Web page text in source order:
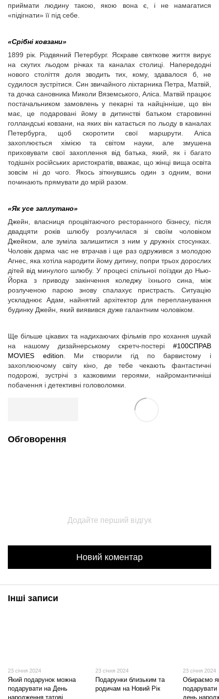
приймати людину такою, якою вона є, і не намагатися
«підігнати» її під себе.
«Срібні ковзани»
1899 рік. Різдвяний Петербург. Яскраве святкове життя вирує
на скутих льодом річках та каналах столиці. Напередодні
нового століття доля зводить тих, кому, здавалося б, не
судилося зустрітися. Син звичайного ліхтарника Петра, Матвій,
та дочка сановника Миколи Вяземського, Аліса. Матвій працює
постачальником замовлень у пекарні та найцінніше, що він
має, це подаровані йому в дитинстві батьком старовинні
голландські ковзани, на яких він катається по льоду в каналах
Петербурга, щоб скоротити свої маршрути. Аліса
захоплюється хімією та світом науки, але змушена
приховувати свої захоплення від батька, який, як і багато
тодішніх російських аристократів, вважає, що жінці вища освіта
зовсім ні до чого. Якось зіткнувшись один з одним, вони
починають прямувати до мрій разом.
«Як усе заплутано»
Джейн, власниця процвітаючого ресторанного бізнесу, після
двадцяти років шлюбу розлучилася зі своїм чоловіком
Джейком, але зуміла залишитися з ним у дружніх стосунках.
Чоловік дарма час не втрачав і ще раз одружився з молодою
Агнес, яка хотіла народити йому дитину, попри трьох дорослих
дітей від минулого шлюбу. У процесі спільної поїздки до Нью-
Йорка з приводу закінчення коледжу їхнього сина, між
розлученою парою знову спалахує пристрасть. Ситуацію
ускладнює Адам, найнятий архітектор для перепланування
будинку Джейн, який виявився дуже галантним чоловіком.
Ще більше цікавих та надихаючих фільмів про кохання шукай
на нашому дизайнерському скретч-постері #100СПРАВ
MOVIES edition . Ми створили гід по барвистому і
захоплюючому світу кіно, де тебе чекають фантастичні
подорожі, зустрічі з казковими героями, найромантичніші
побачення і детективні головоломки.
Обговорення
Додайте перший відгук
Новий коментар
Інші записи
23 січня 2024
Який подарунок можна
подарувати на День
народження татові
23 січня 2024
Подарунки близьким та
родичам на Новий Рік
23 січня 2024
Обираємо
подарувати
день